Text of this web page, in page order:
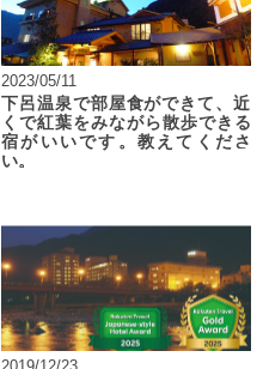
2023/05/11
下呂温泉で部屋食ができて、近
くで紅葉をみながら散歩できる
宿がいいです。教えてくださ
い。